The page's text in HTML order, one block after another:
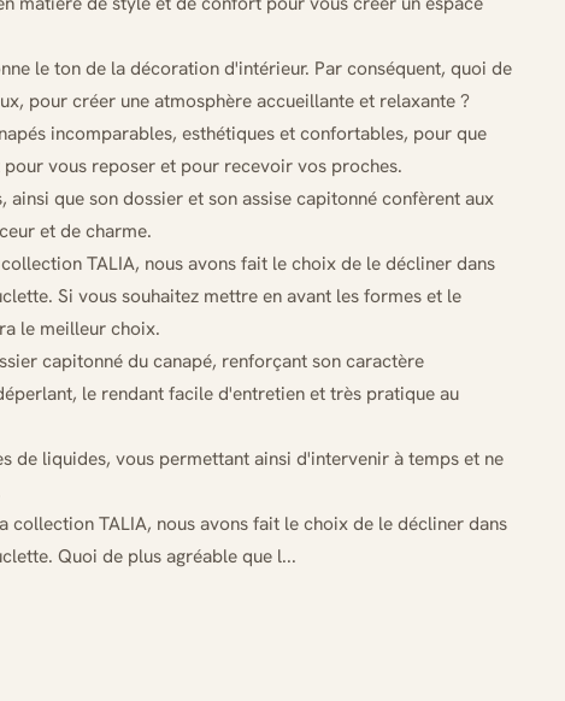
le ton de la décoration d'intérieur. Par conséquent, quoi de
pour créer une atmosphère accueillante et relaxante ?
incomparables, esthétiques et confortables, pour que
vous reposer et pour recevoir vos proches.
ainsi que son dossier et son assise capitonné confèrent aux
et de charme.
TALIA, nous avons fait le choix de le décliner dans
Si vous souhaitez mettre en avant les formes et le
le meilleur choix.
capitonné du canapé, renforçant son caractère
le rendant facile d'entretien et très pratique au
de liquides, vous permettant ainsi d'intervenir à temps et ne
collection TALIA, nous avons fait le choix de le décliner dans
Quoi de plus agréable que l...